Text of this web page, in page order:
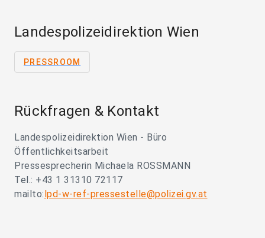
Landespolizeidirektion Wien
PRESSROOM
Rückfragen & Kontakt
Landespolizeidirektion Wien - Büro
Öffentlichkeitsarbeit
Pressesprecherin Michaela ROSSMANN
Tel.: +43 1 31310 72117
mailto: lpd-w-ref-pressestelle@polizei.gv.at